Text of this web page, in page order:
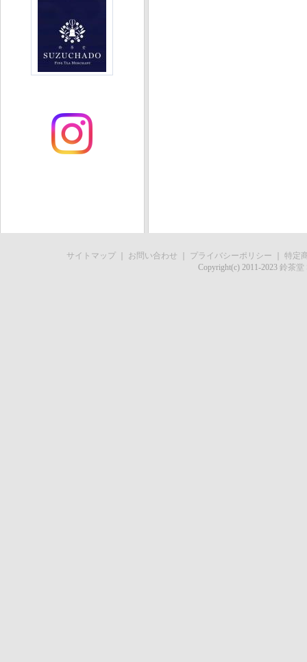
サイトマップ お問い合わせ プライバシーポリシー
特定
Copyright(c) 2011-2023 鈴茶堂